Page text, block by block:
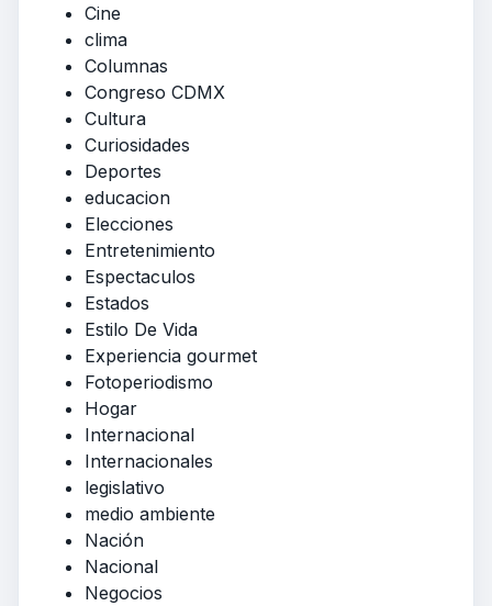
Cine
clima
Columnas
Congreso CDMX
Cultura
Curiosidades
Deportes
educacion
Elecciones
Entretenimiento
Espectaculos
Estados
Estilo De Vida
Experiencia gourmet
Fotoperiodismo
Hogar
Internacional
Internacionales
legislativo
medio ambiente
Nación
Nacional
Negocios